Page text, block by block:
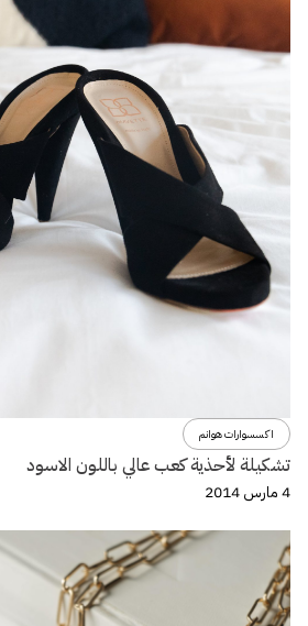
اكسسوارات هوانم
تشكيلة لأحذية كعب عالي باللون الاسود
4 مارس 2014